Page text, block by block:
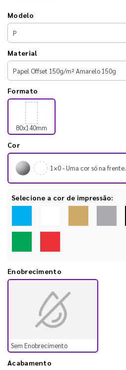
Modelo
Material
Formato
80x140mm
Cor
1×0 - Uma cor só na frente.
Selecione a cor de impressão:
Enobrecimento
Sem Enobrecimento
Acabamento